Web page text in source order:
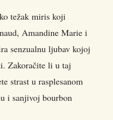
težak miris koji
Amandine Marie i
senzualnu ljubav kojoj
Zakoračite li u taj
strast u rasplesanom
i sanjivoj bourbon